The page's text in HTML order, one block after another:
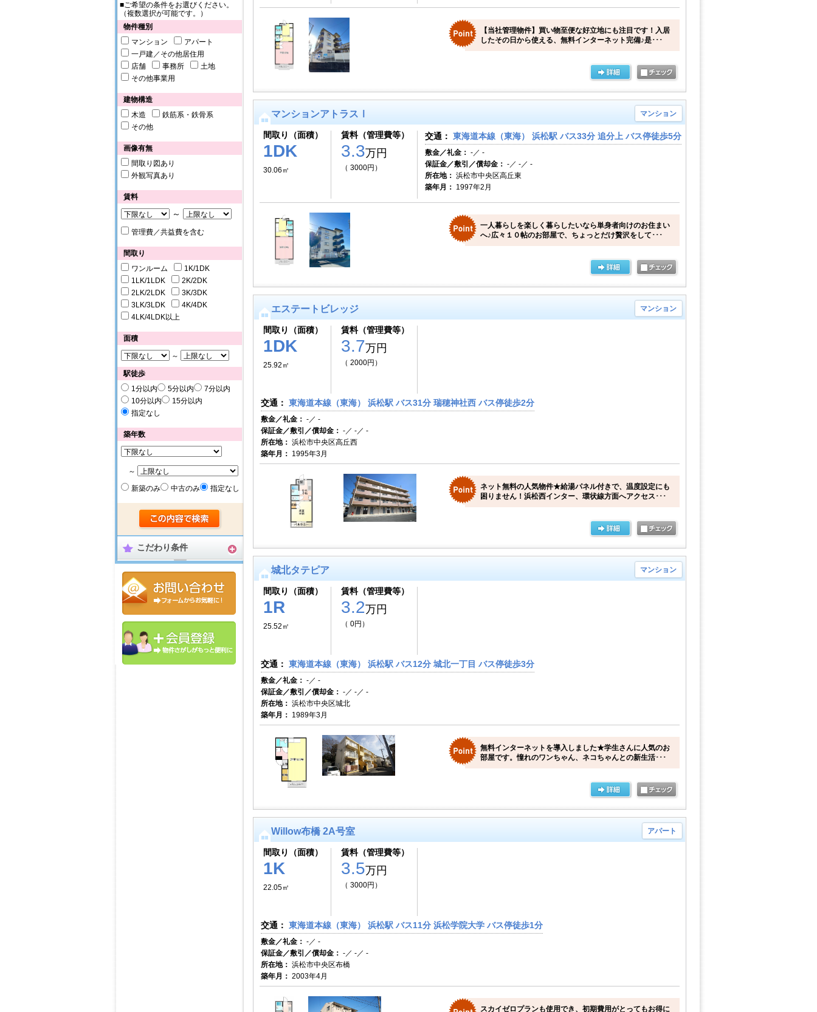
■ご希望の条件をお選びください。
（複数選択が可能です。）
物件種別
マンション
アパート
一戸建／その他居住用
店舗
事務所
土地
その他事業用
建物構造
木造
鉄筋系・鉄骨系
その他
画像有無
間取り図あり
外観写真あり
賃料
～
管理費／共益費を含む
間取り
ワンルーム
1K/1DK
1LK/1LDK
2K/2DK
2LK/2LDK
3K/3DK
3LK/3LDK
4K/4DK
4LK/4LDK以上
面積
～
駅徒歩
1分以内
5分以内
7分以内
10分以内
15分以内
指定なし
築年数
～
新築のみ
中古のみ 指定なし
こだわり条件
【当社管理物件】買い物至便な好立地にも注目です！入居
したその日から使える、無料インターネット完備♪是･･･
マンションアトラスⅠ マンション
間取り（面積）
1DK
30.06㎡
賃料（管理費等）
3.3万円
（ 3000円）
交通： 東海道本線（東海） 浜松駅 バス33分 追分上 バス停徒歩5分
敷金／礼金： -／ -
保証金／敷引／償却金： -／ -／ -
所在地： 浜松市中央区高丘東
築年月： 1997年2月
一人暮らしを楽しく暮らしたいなら単身者向けのお住まい
へ♪広々１０帖のお部屋で、ちょっとだけ贅沢をして･･･
エステートビレッジ マンション
間取り（面積）
1DK
25.92㎡
賃料（管理費等）
3.7万円
（ 2000円）
交通： 東海道本線（東海） 浜松駅 バス31分 瑞穂神社西 バス停徒歩2分
敷金／礼金： -／ -
保証金／敷引／償却金： -／ -／ -
所在地： 浜松市中央区高丘西
築年月： 1995年3月
ネット無料の人気物件★給湯パネル付きで、温度設定にも
困りません！浜松西インター、環状線方面へアクセス･･･
城北タテピア マンション
間取り（面積）
1R
25.52㎡
賃料（管理費等）
3.2万円
（ 0円）
交通： 東海道本線（東海） 浜松駅 バス12分 城北一丁目 バス停徒歩3分
敷金／礼金： -／ -
保証金／敷引／償却金： -／ -／ -
所在地： 浜松市中央区城北
築年月： 1989年3月
無料インターネットを導入しました★学生さんに人気のお
部屋です。憧れのワンちゃん、ネコちゃんとの新生活･･･
Willow布橋 2A号室 アパート
間取り（面積）
1K
22.05㎡
賃料（管理費等）
3.5万円
（ 3000円）
交通： 東海道本線（東海） 浜松駅 バス11分 浜松学院大学 バス停徒歩1分
敷金／礼金： -／ -
保証金／敷引／償却金： -／ -／ -
所在地： 浜松市中央区布橋
築年月： 2003年4月
スカイゼロプランも使用でき、初期費用がとってもお得に